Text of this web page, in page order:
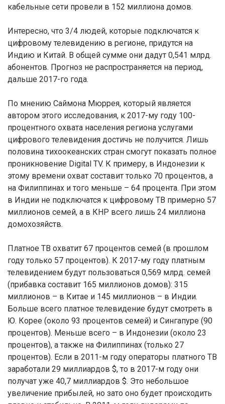
кабельные сети провели в 152 миллиона домов.
Интересно, что 3/4 людей, которые подключатся к
цифровому телевидению в регионе, придутся на
Индию и Китай. В общей сумме они дадут 0,541 млрд.
абонентов. Прогноз не распространяется на период,
дальше 2017-го года.
По мнению Саймона Мюррея, который является
автором этого исследования, к 2017-му году 100-
процентного охвата населения региона услугами
цифрового телевидения достичь не получится. Лишь
половина тихоокеанских стран смогут показать полное
проникновение Digital TV. К примеру, в Индонезии к
этому времени охват составит только 70 процентов, а
на Филиппинах и того меньше – 64 процента. При этом
в Индии не подключатся к цифровому ТВ примерно 57
миллионов семей, а в КНР всего лишь 24 миллиона
домохозяйств.
Платное ТВ охватит 67 процентов семей (в прошлом
году только 57 процентов). К 2017-му году платным
телевидением будут пользоваться 0,569 млрд. семей
(прибавка составит 165 миллионов домов): 315
миллионов – в Китае и 145 миллионов – в Индии.
Больше всего платное телевидение будут смотреть в
Ю. Корее (около 93 процентов семей) и Сингапуре (90
процентов). Меньше всего – в Индонезии (около 23
процентов), а также на Филиппинах (только 27
процентов). Если в 2011-м году операторы платного ТВ
заработали 29 миллиардов $, то в 2017-м году они
получат уже 40,7 миллиардов $. Это небольшое
увеличение прибылей, но зато оно будет происходить